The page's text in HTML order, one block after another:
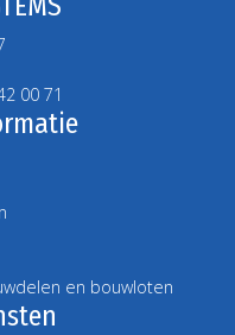
00 71
en bouwloten